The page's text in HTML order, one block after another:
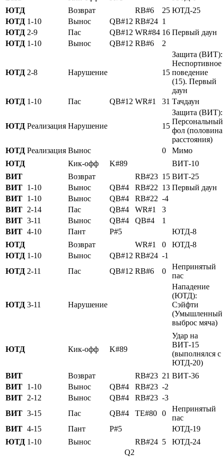
ЮТД
Возврат RB#6 25 ЮТД-25
ЮТД 1-10 Вынос QB#12 RB#24 1
ЮТД 2-9 Пас QB#12 WR#84 16 Первый даун
ЮТД 1-10 Вынос QB#12 RB#6 2
ЮТД 2-8 Нарушение 15
Защита (ВИТ):
Неспортивное
поведение
(15). Первый
даун
ЮТД 1-10 Пас QB#12 WR#1 31 Тачдаун
ЮТД Реализация Нарушение 15
Защита (ВИТ):
Персональный
фол (половина
расстояния)
ЮТД Реализация Вынос 0
Мимо
ЮТД
Кик-офф K#89
ВИТ-10
ВИТ
Возврат RB#23 15 ВИТ-25
ВИТ 1-10 Вынос QB#4 RB#22 13 Первый даун
ВИТ 1-10 Вынос QB#4 RB#22 -4
ВИТ 2-14 Пас QB#4 WR#1
3
ВИТ 3-11 Вынос QB#4 QB#4
1
ВИТ 4-10 Пант P#5
ЮТД-8
ЮТД
Возврат WR#1 0
ЮТД-8
ЮТД 1-10 Вынос QB#12 RB#24 -1
ЮТД 2-11 Пас QB#12 RB#6 0
Непринятый
пас
ЮТД 3-11 Нарушение
Нападение
(ЮТД):
Сэйфти
(Умышленный
выброс мяча)
ЮТД Кик-офф K#89
Удар на
ВИТ-15
(выполнялся с
ЮТД-20)
ВИТ
Возврат RB#23 21 ВИТ-36
ВИТ 1-10 Вынос QB#4 RB#23 -2
ВИТ 2-12 Вынос QB#4 RB#23 -3
ВИТ 3-15 Пас QB#4 TE#80 0
Непринятый
пас
ВИТ 4-15 Пант P#5
ЮТД-19
ЮТД 1-10 Вынос RB#24 5
ЮТД-24
Q2